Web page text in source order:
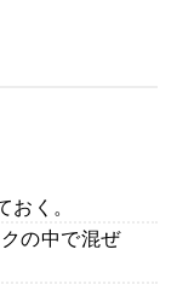
く。
の中で混ぜ